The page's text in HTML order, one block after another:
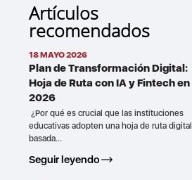
Artículos
recomendados
18 MAYO 2026
Plan de Transformación Digital:
Hoja de Ruta con IA y Fintech en
2026
¿Por qué es crucial que las instituciones
educativas adopten una hoja de ruta digital
basada...
Seguir leyendo